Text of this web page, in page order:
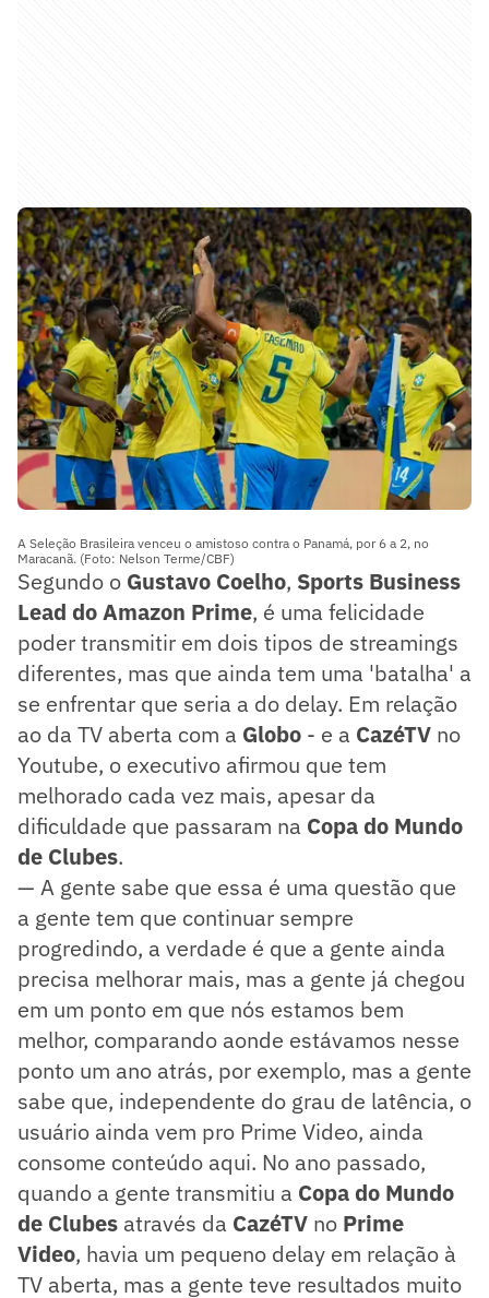
A Seleção Brasileira venceu o amistoso contra o Panamá, por 6 a 2, no
Maracanã. (Foto: Nelson Terme/CBF)
Segundo o Gustavo Coelho, Sports Business
Lead do Amazon Prime, é uma felicidade
poder transmitir em dois tipos de streamings
diferentes, mas que ainda tem uma 'batalha' a
se enfrentar que seria a do delay. Em relação
ao da TV aberta com a Globo - e a CazéTV no
Youtube, o executivo afirmou que tem
melhorado cada vez mais, apesar da
dificuldade que passaram na Copa do Mundo
de Clubes.
— A gente sabe que essa é uma questão que
a gente tem que continuar sempre
progredindo, a verdade é que a gente ainda
precisa melhorar mais, mas a gente já chegou
em um ponto em que nós estamos bem
melhor, comparando aonde estávamos nesse
ponto um ano atrás, por exemplo, mas a gente
sabe que, independente do grau de latência, o
usuário ainda vem pro Prime Video, ainda
consome conteúdo aqui. No ano passado,
quando a gente transmitiu a Copa do Mundo
de Clubes através da CazéTV no Prime
Video, havia um pequeno delay em relação à
TV aberta, mas a gente teve resultados muito